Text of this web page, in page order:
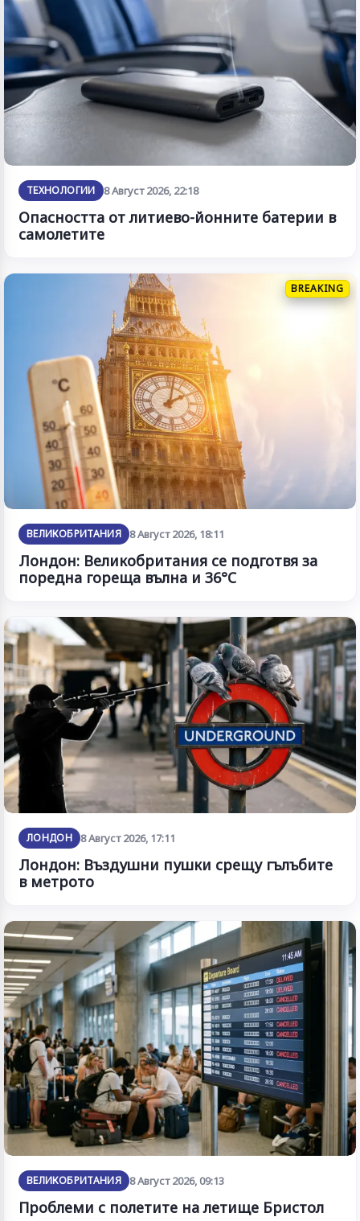
ТЕХНОЛОГИИ 8 Август 2026, 22:18
Опасността от литиево-йонните батерии в
самолетите
BREAKING
ВЕЛИКОБРИТАНИЯ 8 Август 2026, 18:11
Лондон: Великобритания се подготвя за
поредна гореща вълна и 36°C
ЛОНДОН 8 Август 2026, 17:11
Лондон: Въздушни пушки срещу гълъбите
в метрото
ВЕЛИКОБРИТАНИЯ 8 Август 2026, 09:13
Проблеми с полетите на летище Бристол